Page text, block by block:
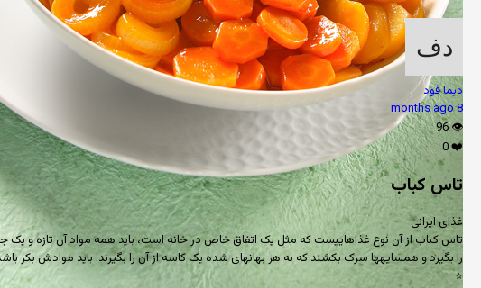
دیما فود
8 months ago
👁️
96
❤️
0
تاس کباب
غذای ایرانی
تاس کباب از آن نوع غذاهاییست که مثل یک اتفاق خاص در خانه است، باید همه مواد آن تازه و یک
را بگیرد و همسایهها سرک بکشند که به هر بهانهای شده یک کاسه از آن را بگیرند. باید موادش بکر
⭐